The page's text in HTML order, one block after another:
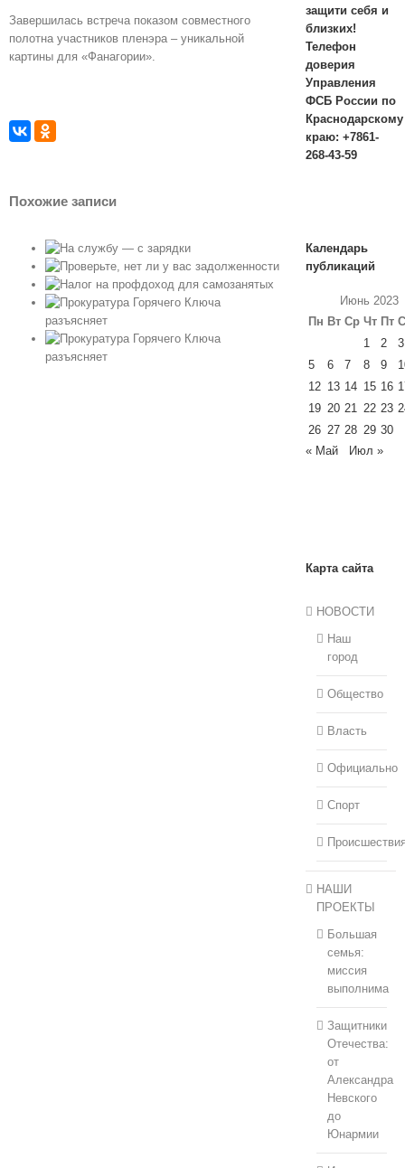
Завершилась встреча показом совместного
полотна участников пленэра – уникальной
картины для «Фанагории».
Похожие записи
защити себя и
близких!
Телефон
доверия
Управления
ФСБ России по
Краснодарскому
краю: +7861-
268-43-59
Календарь
публикаций
Июнь 2023
Пн Вт Ср Чт Пт
1
2
3
5
6 7 8 9
12 13 14 15 16
19 20 21 22 23
26 27 28 29 30
« Май
Июл »
Карта сайта
НОВОСТИ
Наш
город
Общество
Власть
Официально
Спорт
НАШИ
ПРОЕКТЫ
Большая
семья:
миссия
выполнима
Защитники
Отечества:
от
Александра
Невского
до
Юнармии